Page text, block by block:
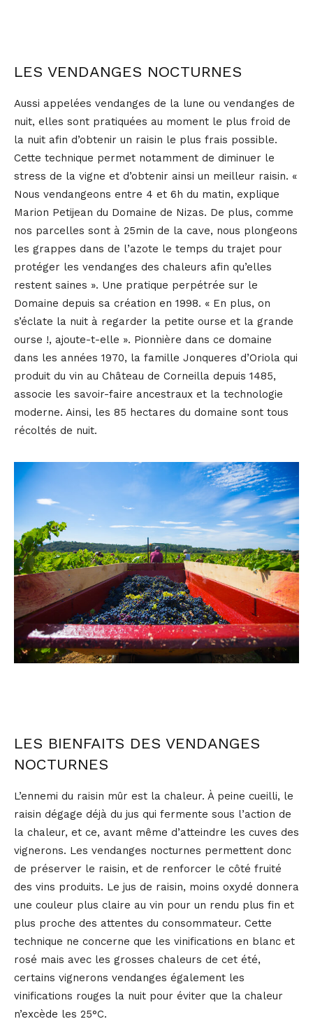
LES VENDANGES NOCTURNES
Aussi appelées vendanges de la lune ou vendanges de
nuit, elles sont pratiquées au moment le plus froid de
la nuit afin d’obtenir un raisin le plus frais possible.
Cette technique permet notamment de diminuer le
stress de la vigne et d’obtenir ainsi un meilleur raisin. «
Nous vendangeons entre 4 et 6h du matin, explique
Marion Petijean du Domaine de Nizas. De plus, comme
nos parcelles sont à 25min de la cave, nous plongeons
les grappes dans de l’azote le temps du trajet pour
protéger les vendanges des chaleurs afin qu’elles
restent saines ». Une pratique perpétrée sur le
Domaine depuis sa création en 1998. « En plus, on
s’éclate la nuit à regarder la petite ourse et la grande
ourse !, ajoute-t-elle ». Pionnière dans ce domaine
dans les années 1970, la famille Jonqueres d’Oriola qui
produit du vin au Château de Corneilla depuis 1485,
associe les savoir-faire ancestraux et la technologie
moderne. Ainsi, les 85 hectares du domaine sont tous
récoltés de nuit.
LES BIENFAITS DES VENDANGES
NOCTURNES
L’ennemi du raisin mûr est la chaleur. À peine cueilli, le
raisin dégage déjà du jus qui fermente sous l’action de
la chaleur, et ce, avant même d’atteindre les cuves des
vignerons. Les vendanges nocturnes permettent donc
de préserver le raisin, et de renforcer le côté fruité
des vins produits. Le jus de raisin, moins oxydé donnera
une couleur plus claire au vin pour un rendu plus fin et
plus proche des attentes du consommateur. Cette
technique ne concerne que les vinifications en blanc et
rosé mais avec les grosses chaleurs de cet été,
certains vignerons vendanges également les
vinifications rouges la nuit pour éviter que la chaleur
n’excède les 25°C.